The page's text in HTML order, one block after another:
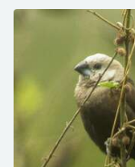
Whydah / Vidua regia